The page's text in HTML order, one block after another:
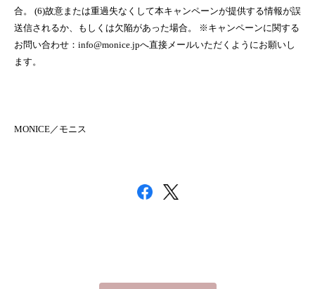
合。 (6)故意または重過失なくして本キャンペーンが提供する情報が誤
送信されるか、もしくは欠陥があった場合。 ※キャンペーンに関する
お問い合わせ： info@monice.jpへ直接メールいただくようにお願いし
ます。
MONICE／モニス